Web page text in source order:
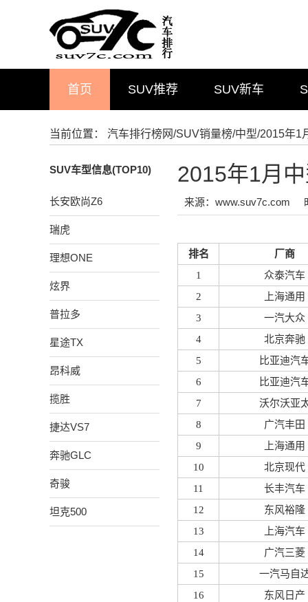
首页 SUV推荐 SUV新车
当前位置： 汽车排行榜网/SUV销量榜/中型/2015年1
SUV车型信息(TOP10)
长安欧尚Z6
瑞虎
理想ONE
炫界
普拉多
星途TX
昂科威
揽胜
捷达VS7
奔驰GLC
奇骏
坦克500
2015年1月
来源：www.suv7c.com
排名
厂商
1
众泰汽车
2
上海通用
3
一汽大众
4
北京奔驰
5
比亚迪汽
6
比亚迪汽
7
沃尔沃亚
8
广汽丰田
9
上海通用
10
北京现代
11
长丰汽车
12
东风裕隆
13
上海汽车
14
广汽三菱
15
一汽马自
16
东风日产